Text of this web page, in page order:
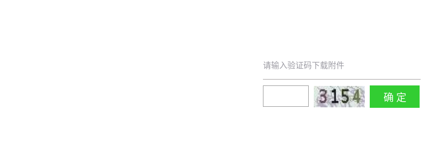
请输入验证码下载附件